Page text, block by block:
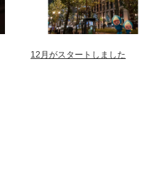
12月がスタートしました